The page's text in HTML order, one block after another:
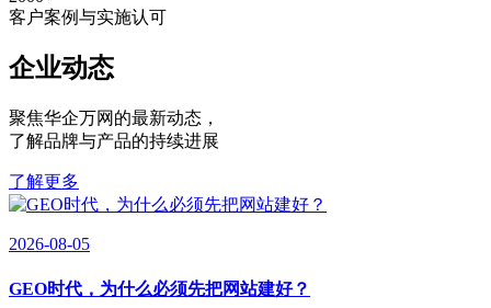
客户案例与实施认可
企业动态
聚焦华企万网的最新动态 ，
了解品牌与产品的持续进展
了解更多
2026-08-05
GEO时代，为什么必须先把网站建好？